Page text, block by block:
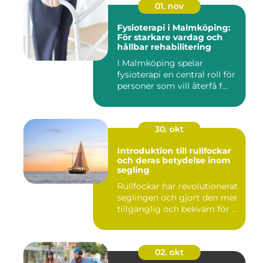
01. nov
Fysioterapi i Malmköping:
För starkare vardag och
hållbar rehabilitering
I Malmköping spelar
fysioterapi en central roll för
personer som vill återfå f...
30. okt
Introduktion till rullfockar
och deras betydelse inom
segling
Rullfockar har revolutionerat
seglingen och gjort den mer
tillgänglig och bekväm för ...
02. okt